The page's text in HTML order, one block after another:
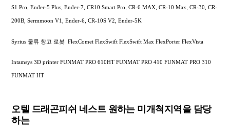
S1 Pro, Ender-5 Plus, Ender-7, CR10 Smart Pro, CR-6 MAX, CR-10 Max, CR-30, CR-
200B, Sermmoon V1, Ender-6, CR-10S V2, Ender-5K
Syrius 물류 창고 로봇 FlexComet FlexSwift FlexSwift Max FlexPorter FlexVista
Intamsys 3D printer FUNMAT PRO 610HT FUNMAT PRO 410 FUNMAT PRO 310
FUNMAT HT
오텔 드래곤피쉬 네스트 원하는 미개척지역을 담당
하는